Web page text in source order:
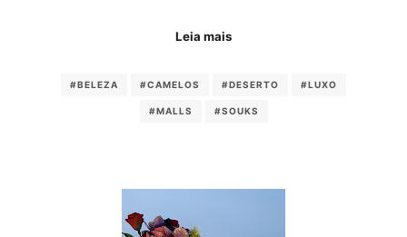
Leia mais
#BELEZA #CAMELOS #DESERTO #LUXO
#MALLS #SOUKS